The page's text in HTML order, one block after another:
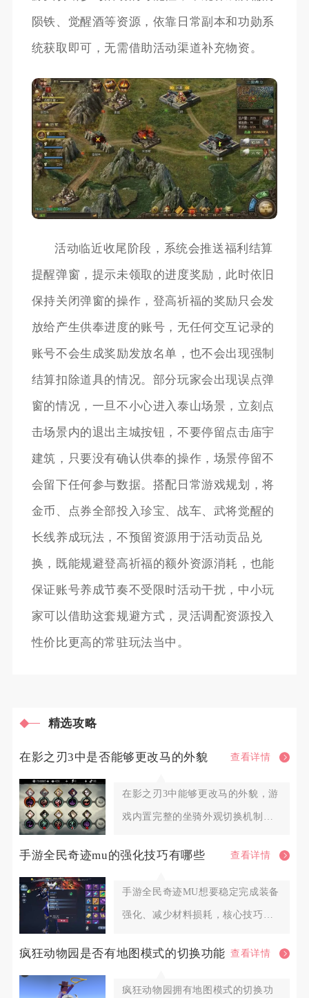
陨铁、觉醒酒等资源，依靠日常副本和功勋系
统获取即可，无需借助活动渠道补充物资。
活动临近收尾阶段，系统会推送福利结算
提醒弹窗，提示未领取的进度奖励，此时依旧
保持关闭弹窗的操作，登高祈福的奖励只会发
放给产生供奉进度的账号，无任何交互记录的
账号不会生成奖励发放名单，也不会出现强制
结算扣除道具的情况。部分玩家会出现误点弹
窗的情况，一旦不小心进入泰山场景，立刻点
击场景内的退出主城按钮，不要停留点击庙宇
建筑，只要没有确认供奉的操作，场景停留不
会留下任何参与数据。搭配日常游戏规划，将
金币、点券全部投入珍宝、战车、武将觉醒的
长线养成玩法，不预留资源用于活动贡品兑
换，既能规避登高祈福的额外资源消耗，也能
保证账号养成节奏不受限时活动干扰，中小玩
家可以借助这套规避方式，灵活调配资源投入
性价比更高的常驻玩法当中。
精选攻略
在影之刃3中是否能够更改马的外貌 查看详情
在影之刃3中能够更改马的外貌，游
戏内置完整的坐骑外观切换机制，
手游全民奇迹mu的强化技巧有哪些 查看详情
手游全民奇迹MU想要稳定完成装备
强化、减少材料损耗，核心技巧分
疯狂动物园是否有地图模式的切换功能 查看详情
疯狂动物园拥有地图模式的切换功